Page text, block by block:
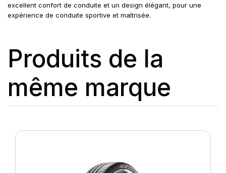
excellent confort de conduite et un design élégant, pour une
expérience de conduite sportive et maîtrisée.
Produits de la
même marque